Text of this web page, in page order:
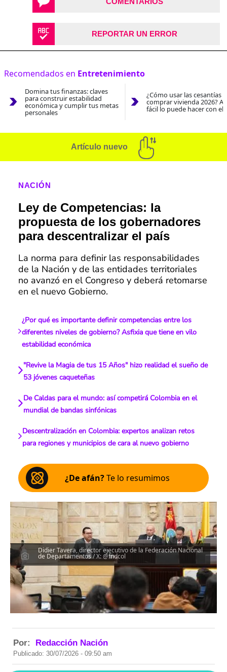
REPORTAR UN ERROR
Recomendados en Entretenimiento
Domina tus finanzas: claves
para construir estabilidad
económica y cumplir tus metas
personales
¿Cómo usar las cesantías
comprar vivienda 2026?
fácil lo puede hacer con el
Artículo nuevo
NACIÓN
Ley de Competencias: la
propuesta de los gobernadores
para descentralizar el país
La norma para definir las responsabilidades
de la Nación y de las entidades territoriales
no avanzó en el Congreso y deberá retomarse
en el nuevo Gobierno.
¿Por qué es importante definir competencias entre los
diferentes niveles de gobierno? Asfixia que tiene en vilo
estabilidad económica
"Revive la Magia de tus 15 Años" hizo realidad el sueño de
53 jóvenes caqueteñas
De Caldas para el mundo: así competirá Colombia en el
mundial de bandas sinfónicas
Descentralización en Colombia: expertos analizan retos
para regiones y municipios de cara al nuevo gobierno
¿De afán?Te lo resumimos
Didier Tavera, director ejecutivo de la Federación Nacional
de Departamentos / X: @fndcol
Por: Redacción Nación
Publicado: 30/07/2026 - 09:50 am